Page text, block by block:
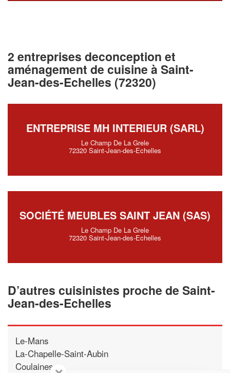
2 entreprises deconception et
aménagement de cuisine à Saint-
Jean-des-Echelles (72320)
ENTREPRISE MH INTERIEUR (SARL)
Le Champ De La Grele
72320 Saint-Jean-des-Echelles
SOCIÉTÉ MEUBLES SAINT JEAN (SAS)
Le Champ De La Grele
72320 Saint-Jean-des-Echelles
D’autres cuisinistes proche de Saint-
Jean-des-Echelles
Le-Mans
La-Chapelle-Saint-Aubin
Coulaines